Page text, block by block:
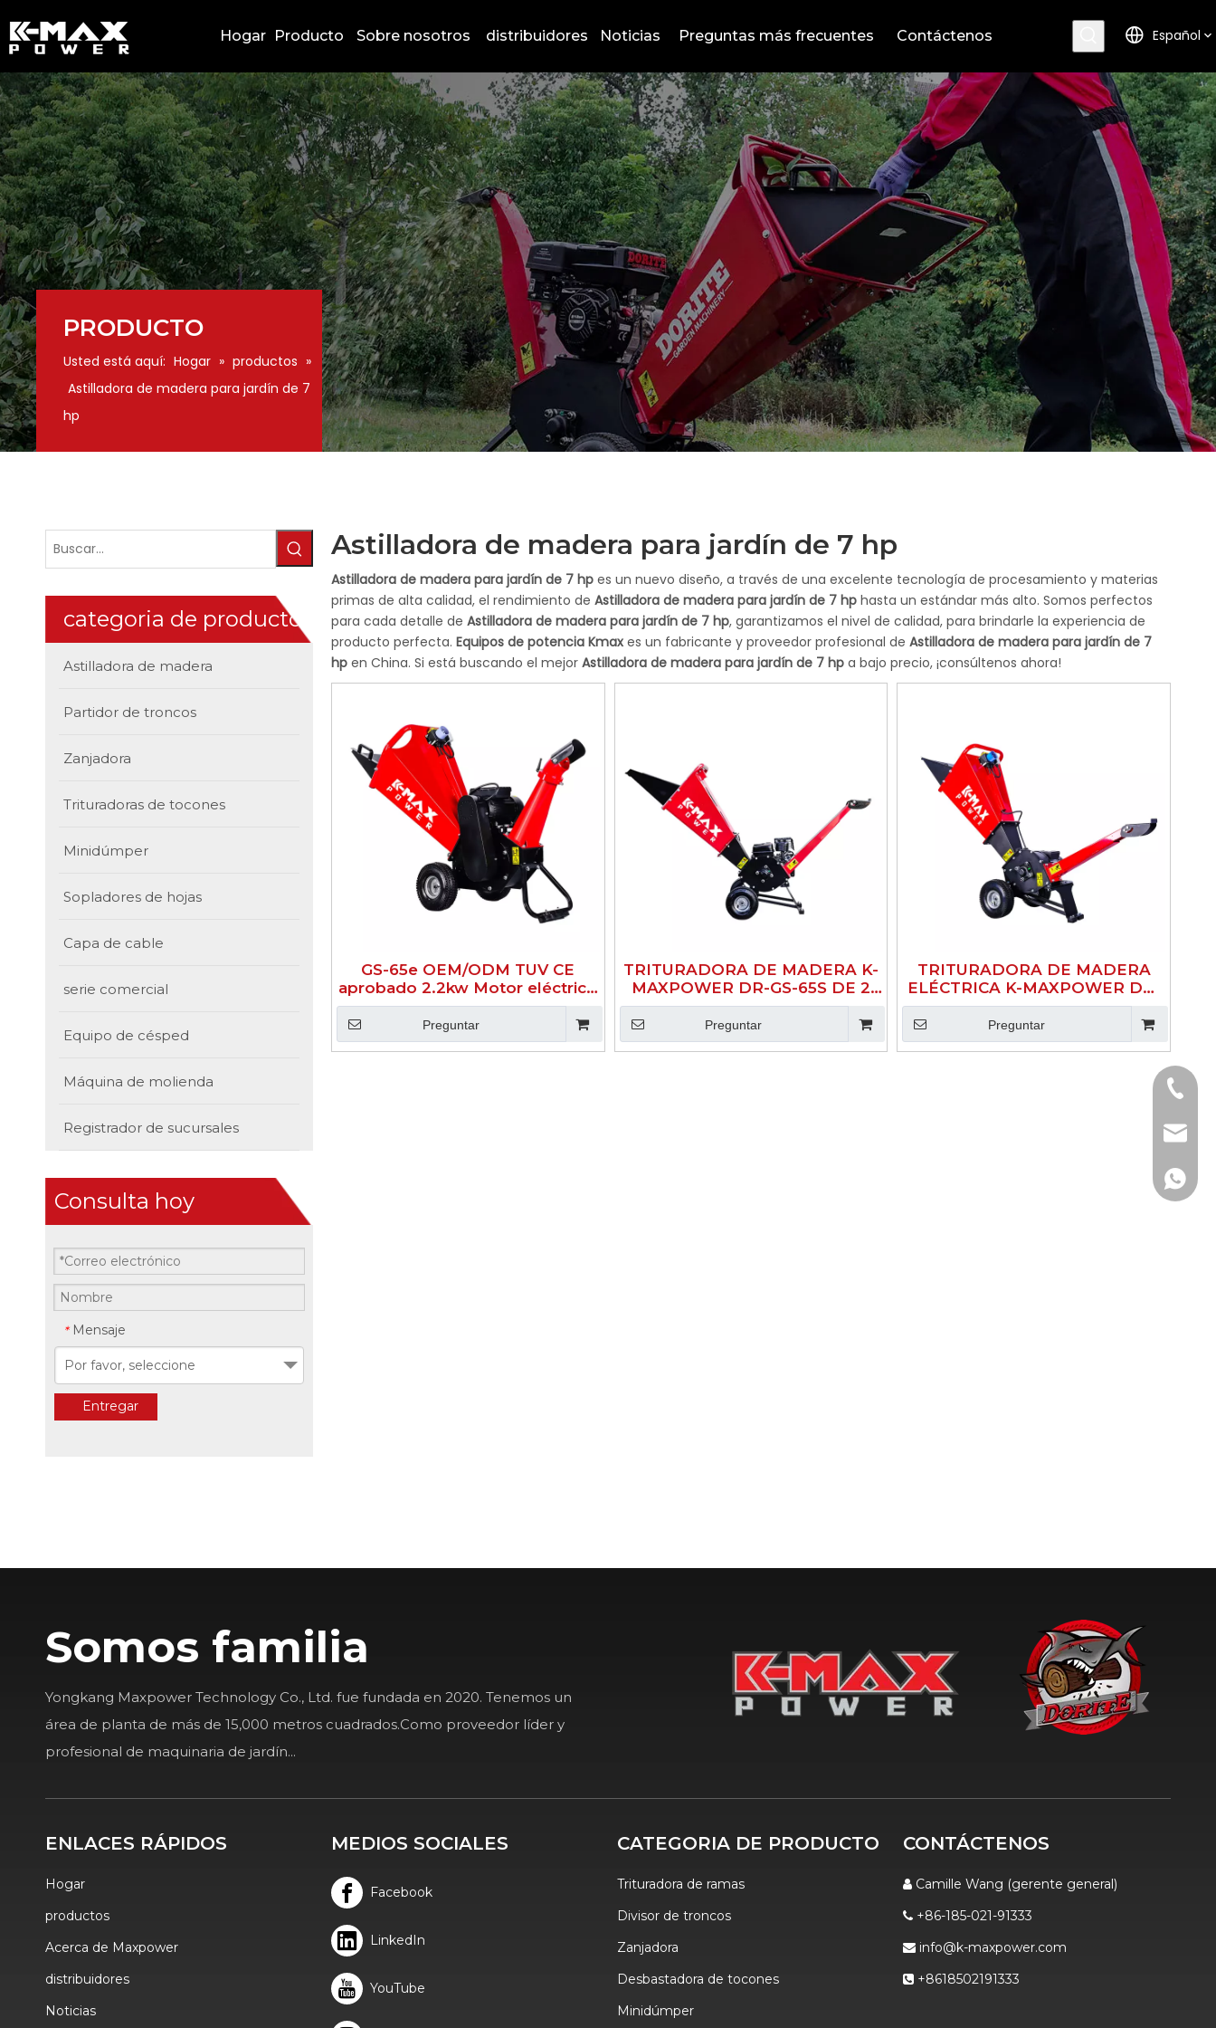
Hogar Producto Sobre nosotros distribuidores Noticias Preguntas más frecuentes Contáctenos Español
PRODUCTO
Usted está aquí: Hogar » productos »
Astilladora de madera para jardín de 7
hp
categoria de producto
Astilladora de madera
Partidor de troncos
Zanjadora
Trituradoras de tocones
Minidúmper
Sopladores de hojas
Capa de cable
serie comercial
Equipo de césped
Máquina de molienda
Registrador de sucursales
Consulta hoy
* Mensaje
Por favor, seleccione
Entregar
Astilladora de madera para jardín de 7 hp
Astilladora de madera para jardín de 7 hp es un nuevo diseño, a través de una excelente tecnología de procesamiento y materias
primas de alta calidad, el rendimiento de Astilladora de madera para jardín de 7 hp hasta un estándar más alto. Somos perfectos
para cada detalle de Astilladora de madera para jardín de 7 hp, garantizamos el nivel de calidad, para brindarle la experiencia de
producto perfecta. Equipos de potencia Kmax es un fabricante y proveedor profesional de Astilladora de madera para jardín de 7
hp en China. Si está buscando el mejor Astilladora de madera para jardín de 7 hp a bajo precio, ¡consúltenos ahora!
GS-65e OEM/ODM TUV CE
aprobado 2.2kw Motor eléctrico
pequeña máquina trituradora de
madera Mini registrador de
ramas
Preguntar
TRITURADORA DE MADERA K-
MAXPOWER DR-GS-65S DE 2
PULGADAS
Preguntar
TRITURADORA DE MADERA
ELÉCTRICA K-MAXPOWER DR-
GS-65SE DE 2 PULGADAS
Preguntar
+86-
Somos familia
Yongkang Maxpower Technology Co., Ltd. fue fundada en 2020. Tenemos un
área de planta de más de 15,000 metros cuadrados.Como proveedor líder y
profesional de maquinaria de jardín...
ENLACES RÁPIDOS
Hogar
productos
Acerca de Maxpower
distribuidores
Noticias
MEDIOS SOCIALES
Facebook
LinkedIn
YouTube
CATEGORIA DE PRODUCTO
Trituradora de ramas
Divisor de troncos
Zanjadora
Desbastadora de tocones
Minidúmper
CONTÁCTENOS
 Camille Wang (gerente general)
 +86-185-021-91333
 info@k-maxpower.com
 +8618502191333